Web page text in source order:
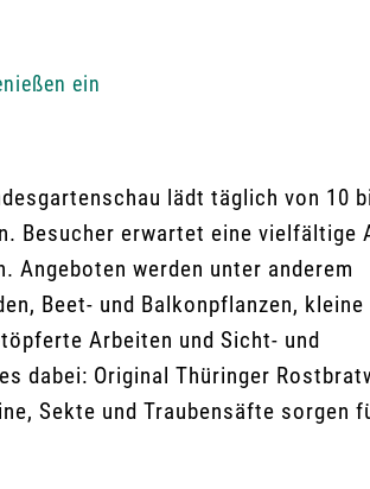
ein
lädt täglich von 10
Besucher erwartet eine vielfältige
Angeboten werden unter anderem
Beet- und Balkonpflanzen, kleine
Arbeiten und Sicht- und
dabei: Original Thüringer
Sekte und Traubensäfte sorgen